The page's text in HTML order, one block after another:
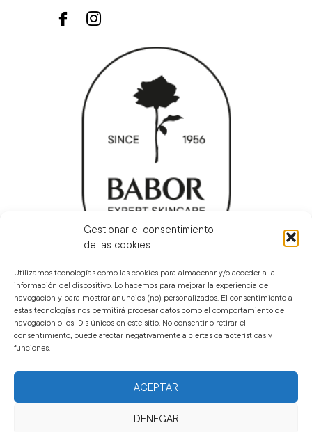
Gestionar el consentimiento
de las cookies
Utilizamos tecnologías como las cookies para almacenar y/o acceder a la
información del dispositivo. Lo hacemos para mejorar la experiencia de
navegación y para mostrar anuncios (no) personalizados. El consentimiento a
estas tecnologías nos permitirá procesar datos como el comportamiento de
navegación o los ID's únicos en este sitio. No consentir o retirar el
consentimiento, puede afectar negativamente a ciertas características y
funciones.
ACEPTAR
DENEGAR
Privacidad
Términos de uso -
Legal
Uso de cookies